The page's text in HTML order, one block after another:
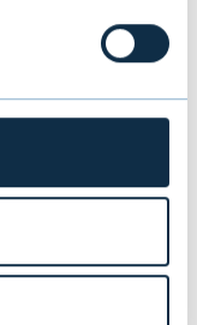
Förslag till
avkastning %
4,00 %